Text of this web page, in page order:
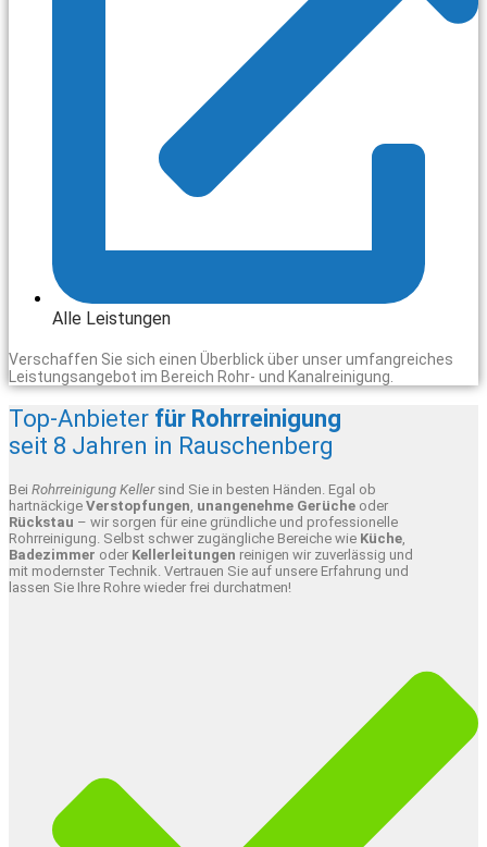
Alle Leistungen
Verschaffen Sie sich einen Überblick über unser umfangreiches
Leistungsangebot im Bereich Rohr- und Kanalreinigung.
Top-Anbieter für Rohrreinigung
seit 8 Jahren in Rauschenberg
Bei Rohrreinigung Kellersind Sie in besten Händen. Egal ob
hartnäckige Verstopfungen unangenehme Gerüche oder
Rückstau – wir sorgen für eine gründliche und professionelle
Rohrreinigung. Selbst schwer zugängliche Bereiche wie Küche
Badezimmer oder Kellerleitungen reinigen wir zuverlässig und
mit modernster Technik. Vertrauen Sie auf unsere Erfahrung und
lassen Sie Ihre Rohre wieder frei durchatmen!